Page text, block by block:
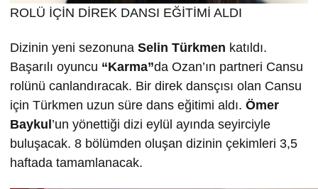
ROLÜ İÇİN DİREK DANSI EĞİTİMİ ALDI
Dizinin yeni sezonuna Selin Türkmen katıldı.
Başarılı oyuncu “Karma”da Ozan’ın partneri Cansu
rolünü canlandıracak. Bir direk dansçısı olan Cansu
için Türkmen uzun süre dans eğitimi aldı. Ömer
Baykul ’un yönettiği dizi eylül ayında seyirciyle
buluşacak. 8 bölümden oluşan dizinin çekimleri 3,5
haftada tamamlanacak.